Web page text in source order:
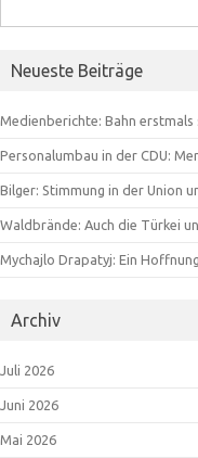
nach:
Neueste Beiträge
Medienberichte: Bahn
Personalumbau in der CDU:
Bilger: Stimmung in der Union
Waldbrände: Auch die Türkei
Mychajlo Drapatyj: Ein
Archiv
Juli 2026
Juni 2026
Mai 2026